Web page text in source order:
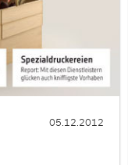
05.12.2012